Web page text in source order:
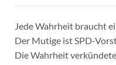
Jede Wahrheit braucht
Der Mutige ist SPD-
Die Wahrheit